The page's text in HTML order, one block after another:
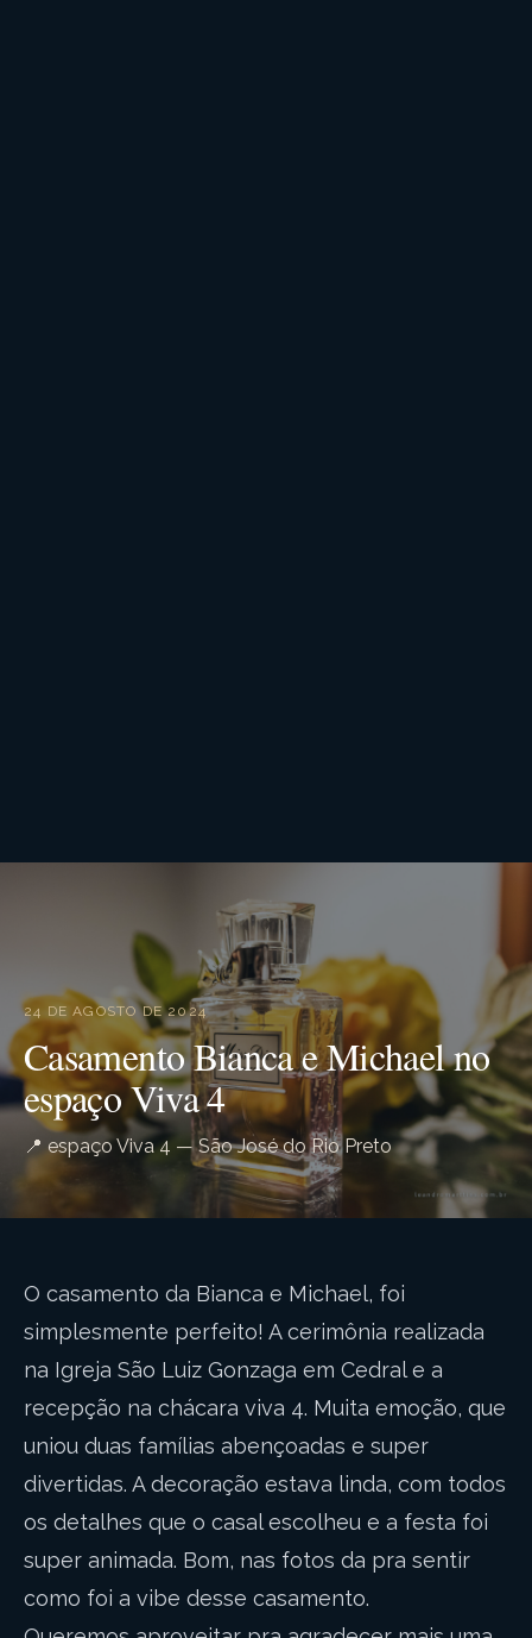
24 DE AGOSTO DE 2024
Casamento Bianca e Michael no
espaço Viva 4
📍 espaço Viva 4 — São José do Rio Preto
O casamento da Bianca e Michael, foi
simplesmente perfeito! A cerimônia realizada
na Igreja São Luiz Gonzaga em Cedral e a
recepção na chácara viva 4. Muita emoção, que
uniou duas famílias abençoadas e super
divertidas. A decoração estava linda, com todos
os detalhes que o casal escolheu e a festa foi
super animada. Bom, nas fotos da pra sentir
como foi a vibe desse casamento.